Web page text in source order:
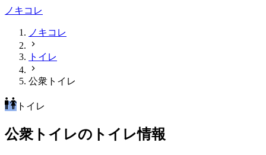
ノキコレ
ノキコレ
トイレ
公衆トイレ
トイレ
公衆トイレのトイレ情報